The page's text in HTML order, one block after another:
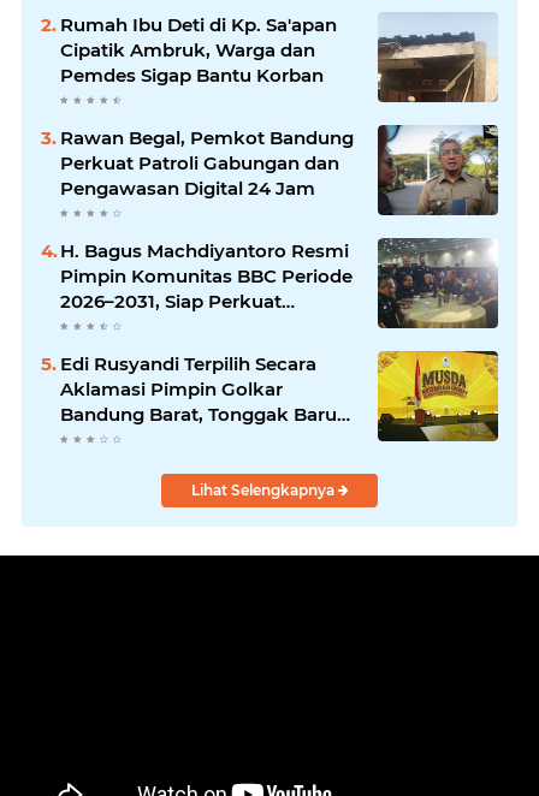
Rumah Ibu Deti di Kp. Sa'apan
Cipatik Ambruk, Warga dan
Pemdes Sigap Bantu Korban
Rawan Begal, Pemkot Bandung
Perkuat Patroli Gabungan dan
Pengawasan Digital 24 Jam
H. Bagus Machdiyantoro Resmi
Pimpin Komunitas BBC Periode
2026–2031, Siap Perkuat
Solidaritas dan Hadirkan
Masyarakat
Edi Rusyandi Terpilih Secara
Aklamasi Pimpin Golkar
Bandung Barat, Tonggak Baru
Kepemimpinan Harmonis
Lihat Selengkapnya